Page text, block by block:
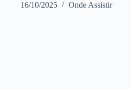
16/10/2025 Onde Assistir